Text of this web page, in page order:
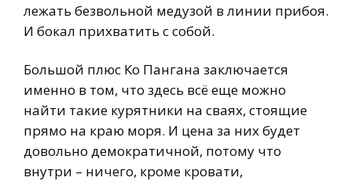
лежать безвольной медузой в линии прибоя.
И бокал прихватить с собой.
Большой плюс Ко Пангана заключается
именно в том, что здесь всё еще можно
найти такие курятники на сваях, стоящие
прямо на краю моря. И цена за них будет
довольно демократичной, потому что
внутри – ничего, кроме кровати,